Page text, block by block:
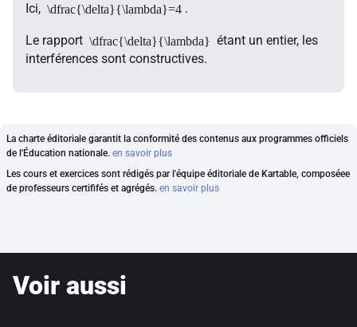
Ici, \dfrac{\delta}{\lambda}=4 .
Le rapport \dfrac{\delta}{\lambda} étant un entier, les
interférences sont constructives.
La charte éditoriale garantit la conformité des contenus aux programmes officiels
de l'Éducation nationale. en savoir plus
Les cours et exercices sont rédigés par l'équipe éditoriale de Kartable, composéee
de professeurs certififés et agrégés. en savoir plus
Voir aussi